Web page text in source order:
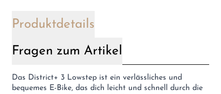
Produktdetails
Fragen zum Artikel
Das District+ 3 Lowstep ist ein verlässliches und
bequemes E-Bike, das dich leicht und schnell durch die